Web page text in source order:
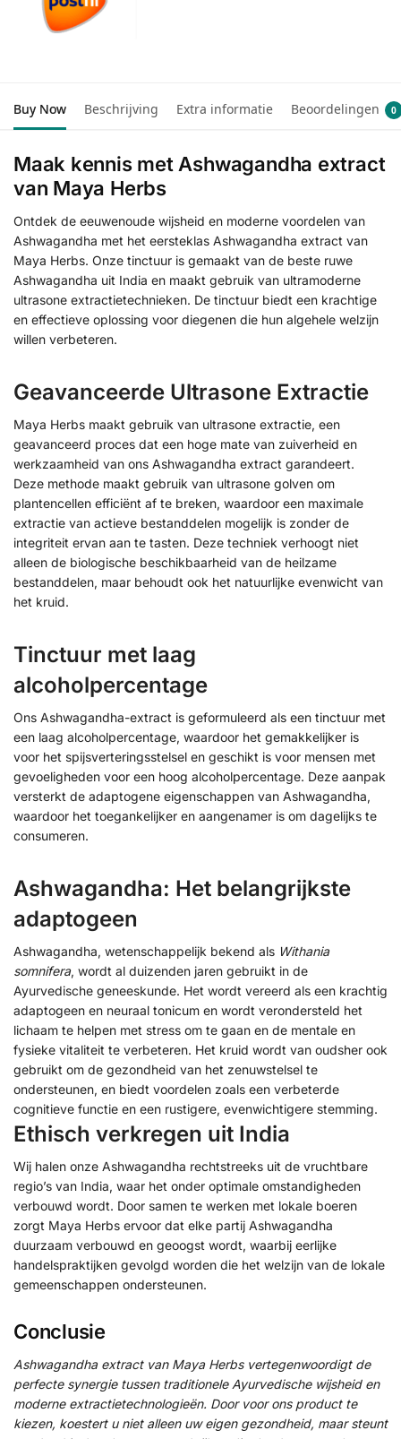
Buy Now Beschrijving Extra informatie Beoordelingen 0
Maak kennis met Ashwagandha extract
van Maya Herbs
Ontdek de eeuwenoude wijsheid en moderne voordelen van
Ashwagandha met het eersteklas Ashwagandha extract van
Maya Herbs. Onze tinctuur is gemaakt van de beste ruwe
Ashwagandha uit India en maakt gebruik van ultramoderne
ultrasone extractietechnieken. De tinctuur biedt een krachtige
en effectieve oplossing voor diegenen die hun algehele welzijn
willen verbeteren.
Geavanceerde Ultrasone Extractie
Maya Herbs maakt gebruik van ultrasone extractie, een
geavanceerd proces dat een hoge mate van zuiverheid en
werkzaamheid van ons Ashwagandha extract garandeert.
Deze methode maakt gebruik van ultrasone golven om
plantencellen efficiënt af te breken, waardoor een maximale
extractie van actieve bestanddelen mogelijk is zonder de
integriteit ervan aan te tasten. Deze techniek verhoogt niet
alleen de biologische beschikbaarheid van de heilzame
bestanddelen, maar behoudt ook het natuurlijke evenwicht van
het kruid.
Tinctuur met laag
alcoholpercentage
Ons Ashwagandha-extract is geformuleerd als een tinctuur met
een laag alcoholpercentage, waardoor het gemakkelijker is
voor het spijsverteringsstelsel en geschikt is voor mensen met
gevoeligheden voor een hoog alcoholpercentage. Deze aanpak
versterkt de adaptogene eigenschappen van Ashwagandha,
waardoor het toegankelijker en aangenamer is om dagelijks te
consumeren.
Ashwagandha: Het belangrijkste
adaptogeen
Ashwagandha, wetenschappelijk bekend als Withania
somnifera, wordt al duizenden jaren gebruikt in de
Ayurvedische geneeskunde. Het wordt vereerd als een krachtig
adaptogeen en neuraal tonicum en wordt verondersteld het
lichaam te helpen met stress om te gaan en de mentale en
fysieke vitaliteit te verbeteren. Het kruid wordt van oudsher ook
gebruikt om de gezondheid van het zenuwstelsel te
ondersteunen, en biedt voordelen zoals een verbeterde
cognitieve functie en een rustigere, evenwichtigere stemming.
Ethisch verkregen uit India
Wij halen onze Ashwagandha rechtstreeks uit de vruchtbare
regio’s van India, waar het onder optimale omstandigheden
verbouwd wordt. Door samen te werken met lokale boeren
zorgt Maya Herbs ervoor dat elke partij Ashwagandha
duurzaam verbouwd en geoogst wordt, waarbij eerlijke
handelspraktijken gevolgd worden die het welzijn van de lokale
gemeenschappen ondersteunen.
Conclusie
Ashwagandha extract van Maya Herbs vertegenwoordigt de
perfecte synergie tussen traditionele Ayurvedische wijsheid en
moderne extractietechnologieën. Door voor ons product te
kiezen, koestert u niet alleen uw eigen gezondheid, maar steunt